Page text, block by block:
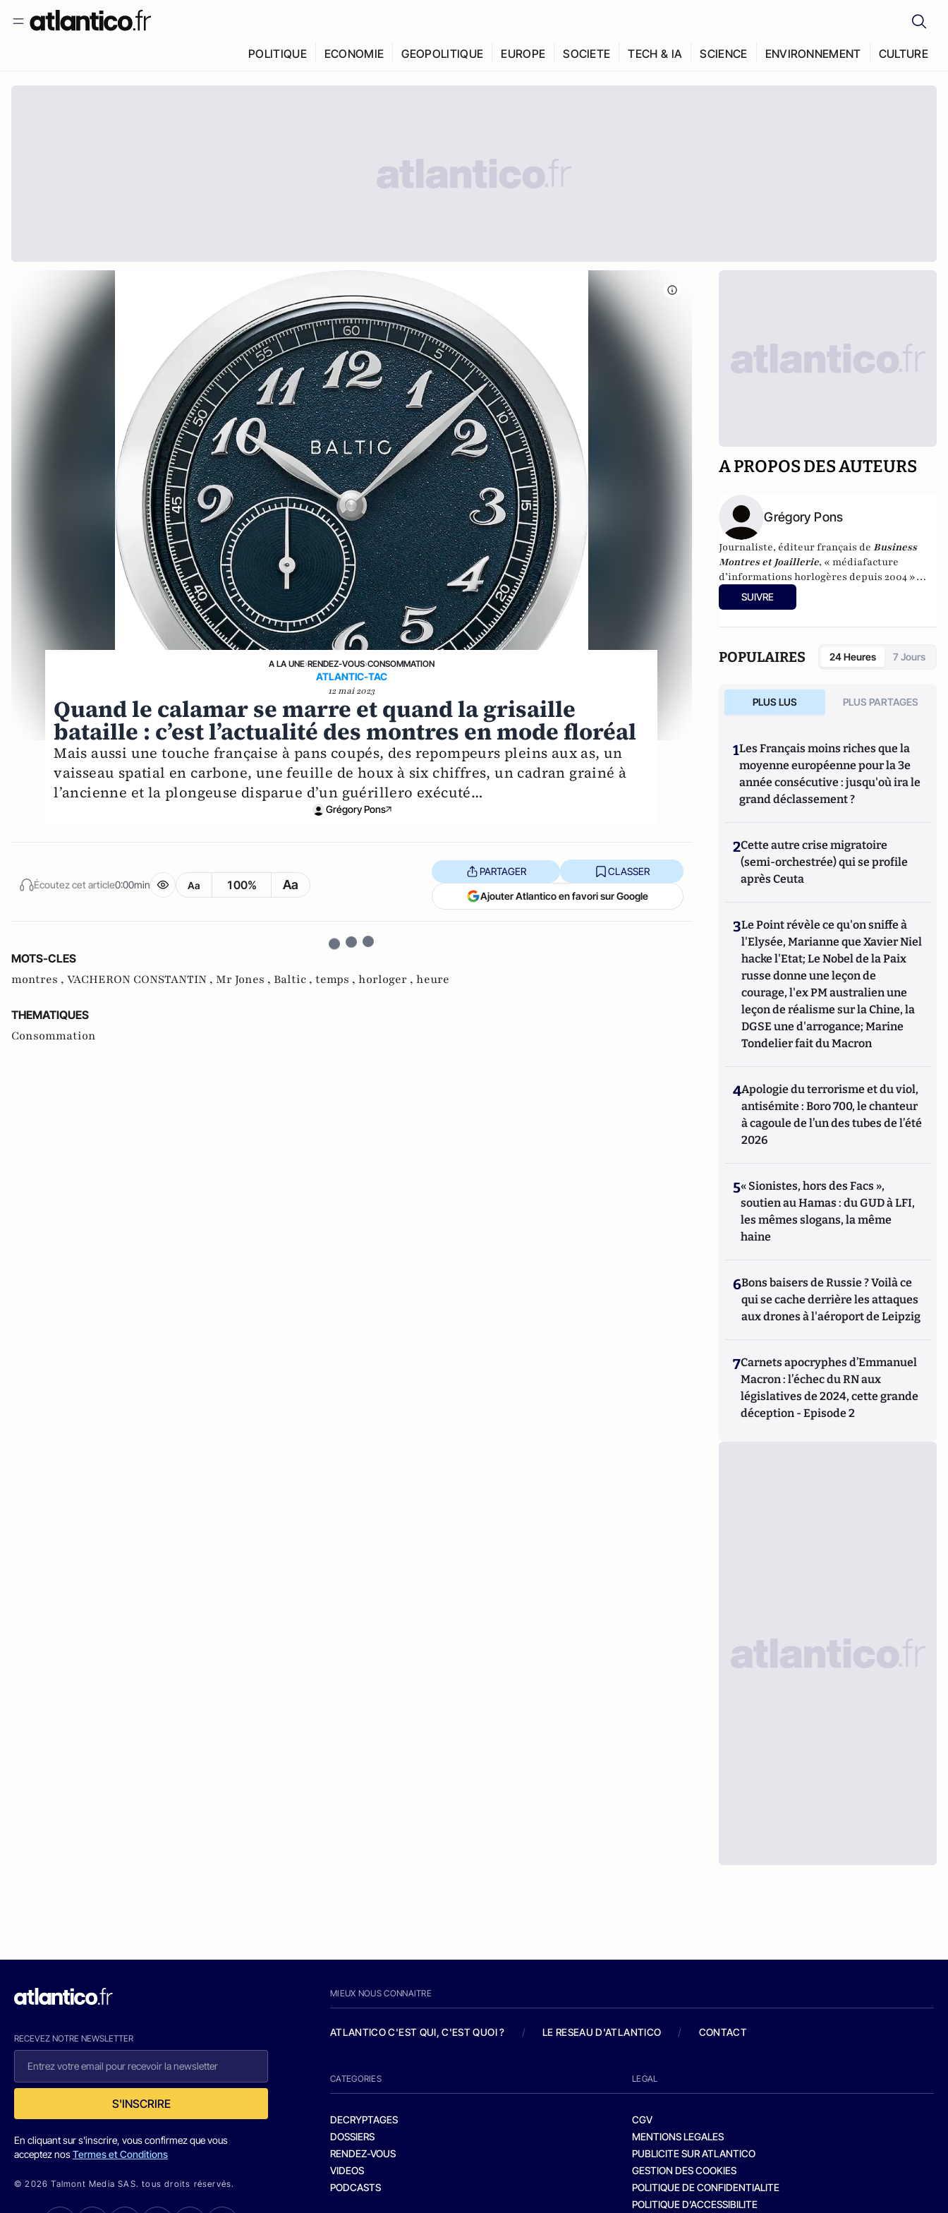
POLITIQUE ECONOMIE GEOPOLITIQUE EUROPE SOCIETE TECH & IA SCIENCE ENVIRONNEMENT CULTURE
A LA UNE›RENDEZ-VOUS›CONSOMMATION
ATLANTIC-TAC
12 mai 2023
Quand le calamar se marre et quand la grisaille
bataille : c’est l’actualité des montres en mode floréal
Mais aussi une touche française à pans coupés, des repompeurs pleins aux as, un
vaisseau spatial en carbone, une feuille de houx à six chiffres, un cadran grainé à
l’ancienne et la plongeuse disparue d’un guérillero exécuté…
Grégory Pons
Écoutez cet article0:00min Aa 100% Aa
PARTAGER CLASSER
Ajouter Atlantico en favori sur Google
MOTS-CLES
montres , VACHERON CONSTANTIN , Mr Jones , Baltic , temps , horloger , heure
THEMATIQUES
Consommation
A PROPOS DES AUTEURS
Grégory Pons
Journaliste, éditeur français deBusiness
Montres et Joaillerie, « médiafacture
d’informations horlogères depuis 2004 »
(site d’informations basé à Genève : 0 %
publicité-100 % liberté), spécialiste du
SUIVRE
POPULAIRES 24 Heures 7 Jours
PLUS LUS PLUS PARTAGES
1Les Français moins riches que la
moyenne européenne pour la 3e
année consécutive : jusqu'où ira le
grand déclassement ?
2Cette autre crise migratoire
(semi-orchestrée) qui se profile
après Ceuta
3Le Point révèle ce qu'on sniffe à
l'Elysée, Marianne que Xavier Niel
hacke l'Etat; Le Nobel de la Paix
russe donne une leçon de
courage, l'ex PM australien une
leçon de réalisme sur la Chine, la
DGSE une d'arrogance; Marine
Tondelier fait du Macron
4Apologie du terrorisme et du viol,
antisémite : Boro 700, le chanteur
à cagoule de l’un des tubes de l’été
2026
5« Sionistes, hors des Facs »,
soutien au Hamas : du GUD à LFI,
les mêmes slogans, la même
haine
6Bons baisers de Russie ? Voilà ce
qui se cache derrière les attaques
aux drones à l'aéroport de Leipzig
7Carnets apocryphes d’Emmanuel
Macron : l’échec du RN aux
législatives de 2024, cette grande
déception - Episode 2
RECEVEZ NOTRE NEWSLETTER
S'INSCRIRE
En cliquant sur s'inscrire, vous confirmez que vous
acceptez nosTermes et Conditions
© 2026 Talmont Media SAS. tous droits réservés.
MIEUX NOUS CONNAITRE
ATLANTICO C'EST QUI, C'EST QUOI ? / LE RESEAU D'ATLANTICO / CONTACT
CATEGORIES
DECRYPTAGES
DOSSIERS
RENDEZ-VOUS
VIDEOS
PODCASTS
LEGAL
CGV
MENTIONS LEGALES
PUBLICITE SUR ATLANTICO
GESTION DES COOKIES
POLITIQUE DE CONFIDENTIALITE
POLITIQUE D’ACCESSIBILITE